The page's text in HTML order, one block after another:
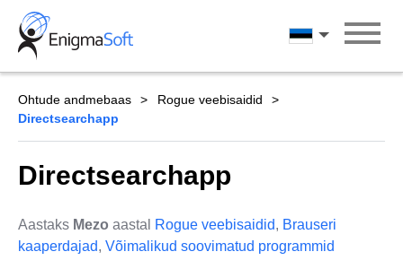
Skip
content
Eesti
Ohtude andmebaas
Rogue veebisaidid
Directsearchapp
Directsearchapp
Aastaks Mezo aastal Rogue veebisaidid, Brauseri
kaaperdajad, Võimalikud soovimatud programmid